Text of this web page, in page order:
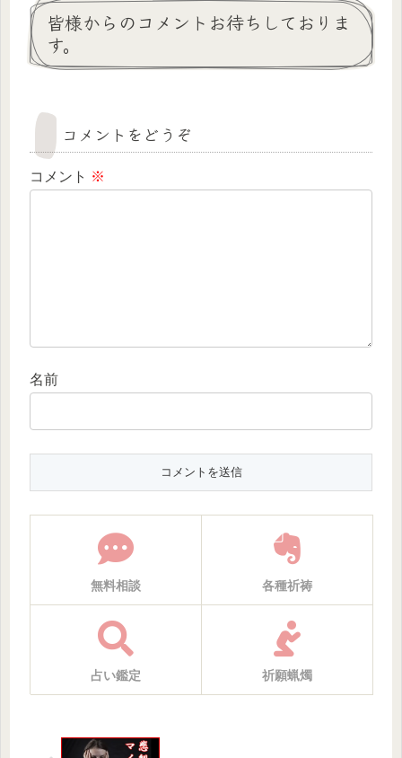
皆様からのコメントお待ちしておりま
す。
コメントをどうぞ
コメント ※
名前
無料相談 各種祈祷
占い鑑定 祈願蝋燭